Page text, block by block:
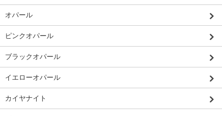
オパール
ピンクオパール
ブラックオパール
イエローオパール
カイヤナイト